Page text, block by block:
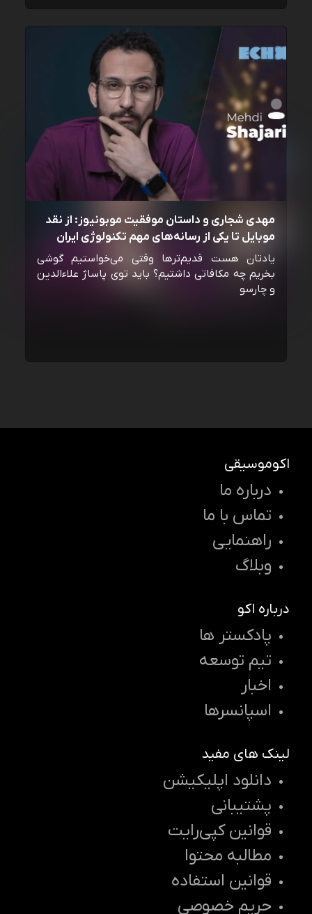
مهدی شجاری و داستان موفقیت موبونیوز: از نقد
موبایل تا یکی از رسانه‌‌های مهم تکنولوژی ایران
یادتان هست قدیم‌ترها وقتی می‌خواستیم گوشی
بخریم چه مکافاتی داشتیم؟ باید توی پاساژ علاءالدین
و چارسو
اکوموسیقی
درباره ما
تماس با ما
راهنمایی
وبلاگ
درباره اکو
پادکستر ها
تیم توسعه
اخبار
اسپانسرها
لینک های مفید
دانلود اپلیکیشن
پشتیبانی
قوانین کپی‌رایت
مطالبه محتوا
قوانین استفاده
حریم خصوصی